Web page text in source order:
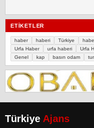
ETIKETLER
haber haberi Türkiye
Urfa Haber
urfa haberi Urfa
Genel
kap basın odam
Türkiye Ajans